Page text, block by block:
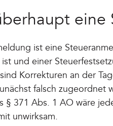
ist eine
und einer
Korrekturen an der
falsch zugeordnet
§ 371 Abs. 1 AO wäre
unwirksam.